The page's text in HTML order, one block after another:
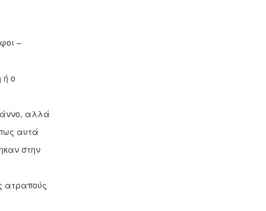
–
ή ο
αλλά
αυτά
στην
ατραπούς